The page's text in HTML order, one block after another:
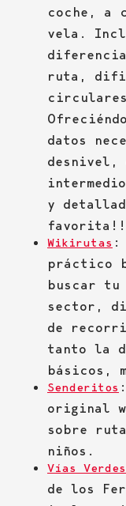
coche, a
vela.
ruta,
datos
y
Wikirutas :
práctico
buscar
sector,
de
tanto la
básicos,
Senderitos
original
sobre
niños.
Vías Verdes
de los